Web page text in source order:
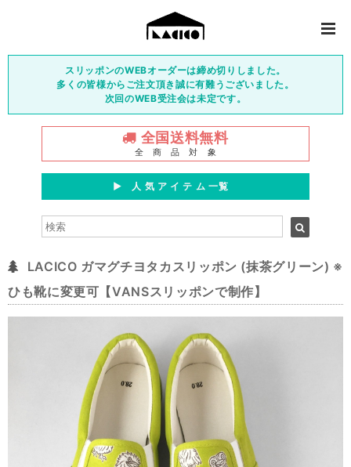
スリッポンのWEBオーダーは締め切りしました。
多くの皆様からご注文頂き誠に有難うございました。
次回のWEB受注会は未定です。
全国送料無料
全 商 品 対 象
▶︎ 人 気 ア イ テ ム 一覧
LACICO ガマグチヨタカスリッポン (抹茶グリーン) ※
ひも靴に変更可【VANSスリッポンで制作】